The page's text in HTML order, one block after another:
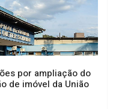
por ampliação do
de imóvel da União